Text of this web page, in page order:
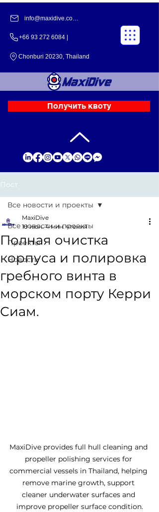
info@maxidive.com |
+66 93 272 6084​​ |
Chonburi 20230, Thailand
Получить квоту
Пост
Все новости и проекты
Проекты
Новости
Все новости и проекты
Полная очистка
корпуса и полировка
гребного винта в
морском порту Керри
Сиам.
MaxiDive
10 июн. 4 мин. чтения
MaxiDive provides full hull cleaning and
propeller polishing services for
commercial vessels in Thailand, helping
remove marine growth, support
cleaner underwater surfaces and
improve propeller surface condition.